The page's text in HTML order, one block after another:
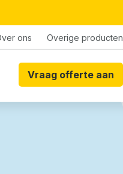
ons Overige producten
Vraag offerte aan